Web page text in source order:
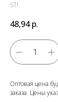
STI
48,94 р.
Оптовая цена
заказа. Цены